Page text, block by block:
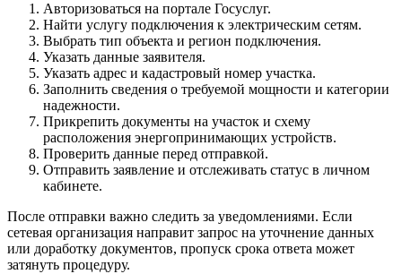
Авторизоваться на портале Госуслуг.
Найти услугу подключения к электрическим сетям.
Выбрать тип объекта и регион подключения.
Указать данные заявителя.
Указать адрес и кадастровый номер участка.
Заполнить сведения о требуемой мощности и категории
надежности.
Прикрепить документы на участок и схему
расположения энергопринимающих устройств.
Проверить данные перед отправкой.
Отправить заявление и отслеживать статус в личном
кабинете.
После отправки важно следить за уведомлениями. Если
сетевая организация направит запрос на уточнение данных
или доработку документов, пропуск срока ответа может
затянуть процедуру.